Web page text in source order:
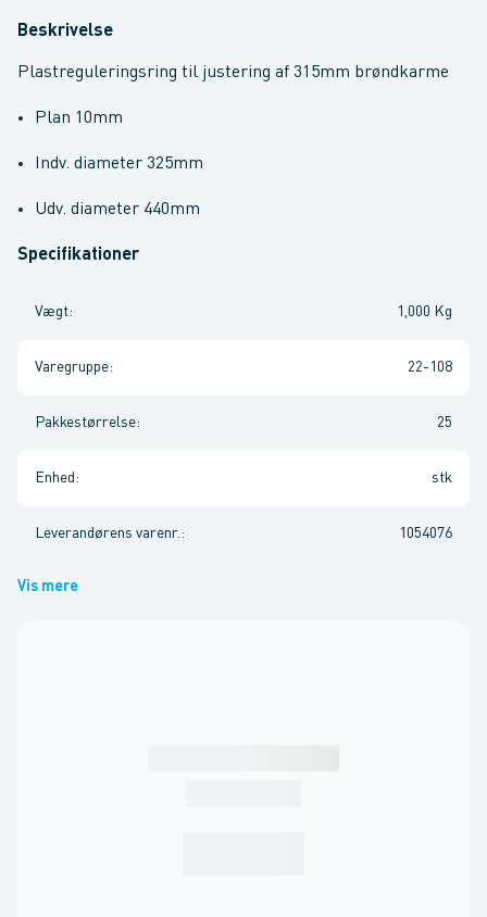
Beskrivelse
Plastreguleringsring til justering af 315mm brøndkarme
Plan 10mm
Indv. diameter 325mm
Udv. diameter 440mm
Specifikationer
Vægt: 1,000 Kg
Varegruppe: 22-108
Pakkestørrelse: 25
Enhed : stk
Leverandørens varenr. : 1054076
Vis mere